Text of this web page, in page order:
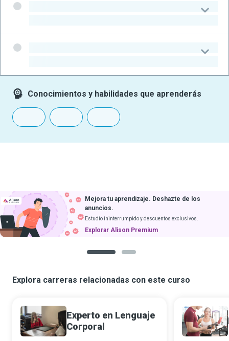
Conocimientos y habilidades que aprenderás
Mejora tu aprendizaje. Deshazte de los
anuncios.
Estudio ininterrumpido y descuentos exclusivos.
Explorar Alison Premium
Explora carreras relacionadas con este curso
Experto en Lenguaje
Corporal